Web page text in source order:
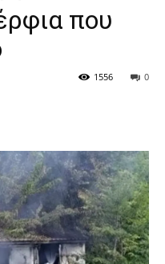
που
0
1556